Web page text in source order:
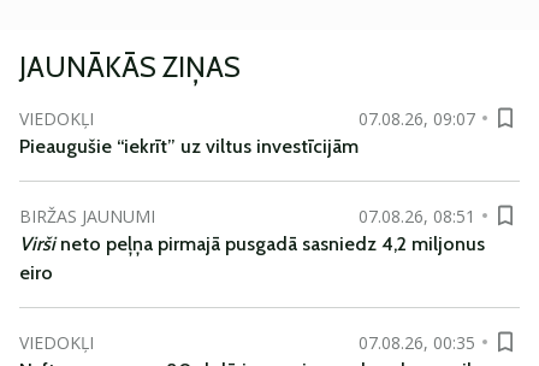
JAUNĀKĀS ZIŅAS
VIEDOKĻI
07.08.26, 09:07
Pieaugušie “iekrīt” uz viltus investīcijām
BIRŽAS JAUNUMI
07.08.26, 08:51
Viršineto peļņa pirmajā pusgadā sasniedz 4,2 miljonus
eiro
VIEDOKĻI
07.08.26, 00:35